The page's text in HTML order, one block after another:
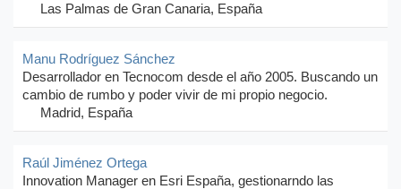
Las Palmas de Gran Canaria, España
Manu Rodríguez Sánchez
Desarrollador en Tecnocom desde el año 2005. Buscando un
cambio de rumbo y poder vivir de mi propio negocio.
Madrid, España
Raúl Jiménez Ortega
Innovation Manager en Esri España, gestionarndo las